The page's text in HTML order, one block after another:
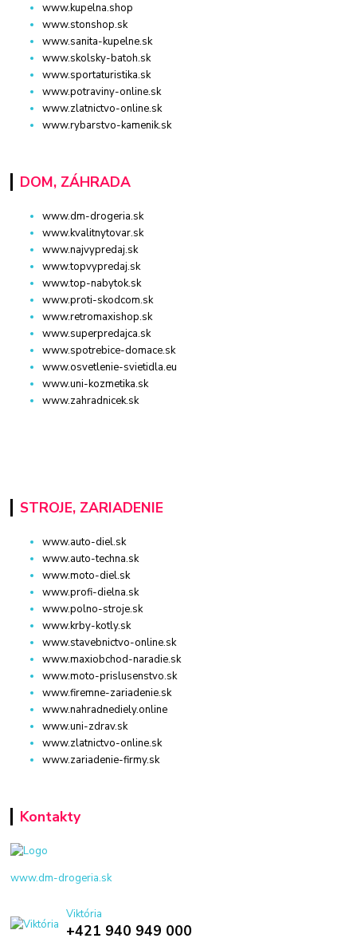
www.kupelna.shop
www.stonshop.sk
www.sanita-kupelne.sk
www.skolsky-batoh.sk
www.sportaturistika.sk
www.potraviny-online.sk
www.zlatnictvo-online.sk
www.rybarstvo-kamenik.sk
DOM, ZÁHRADA
www.dm-drogeria.sk
www.kvalitnytovar.sk
www.najvypredaj.sk
www.topvypredaj.sk
www.top-nabytok.sk
www.proti-skodcom.sk
www.retromaxishop.sk
www.superpredajca.sk
www.spotrebice-domace.sk
www.osvetlenie-svietidla.eu
www.uni-kozmetika.sk
www.zahradnicek.sk
STROJE, ZARIADENIE
www.auto-diel.sk
www.auto-techna.sk
www.moto-diel.sk
www.profi-dielna.sk
www.polno-stroje.sk
www.krby-kotly.sk
www.stavebnictvo-online.sk
www.maxiobchod-naradie.sk
www.moto-prislusenstvo.sk
www.firemne-zariadenie.sk
www.nahradnediely.online
www.uni-zdrav.sk
www.zlatnictvo-online.sk
www.zariadenie-firmy.sk
Kontakty
www.dm-drogeria.sk
Viktória
+421 940 949 000